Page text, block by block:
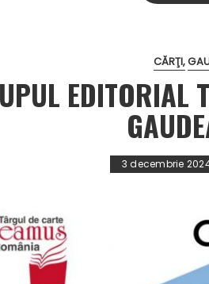
CĂRŢI
EDITORIAL
3 decembrie